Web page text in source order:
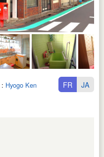
: Hyogo Ken FR JA